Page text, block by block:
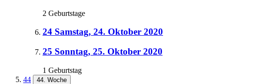
2 Geburtstage
24 Samstag, 24. Oktober 2020
25 Sonntag, 25. Oktober 2020
1 Geburtstag
44
44. Woche